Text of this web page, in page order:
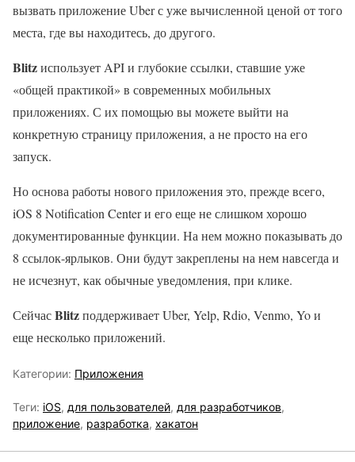
вызвать приложение Uber с уже вычисленной ценой от того
места, где вы находитесь, до другого.
Blitzиспользует API и глубокие ссылки, ставшие уже
«общей практикой» в современных мобильных
приложениях. С их помощью вы можете выйти на
конкретную страницу приложения, а не просто на его
запуск.
Но основа работы нового приложения это, прежде всего,
iOS 8 Notification Center и его еще не слишком хорошо
документированные функции. На нем можно показывать до
8 ссылок-ярлыков. Они будут закреплены на нем навсегда и
не исчезнут, как обычные уведомления, при клике.
СейчасBlitzподдерживает Uber, Yelp, Rdio, Venmo, Yo и
еще несколько приложений.
Категории: Приложения
Теги: iOS, для пользователей, для разработчиков,
приложение, разработка, хакатон